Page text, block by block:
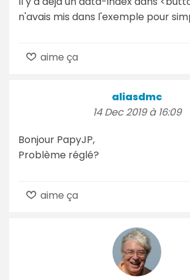
n'avais mis dans l'exemple pour
aime ça
aliasdmc
14 Dec 2019 à 16:09
Bonjour PapyJP,
Problème réglé?
aime ça